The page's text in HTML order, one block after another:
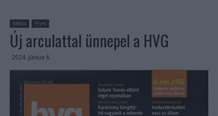
Média Print
Új arculattal ünnepel a HVG
2024. június 6.